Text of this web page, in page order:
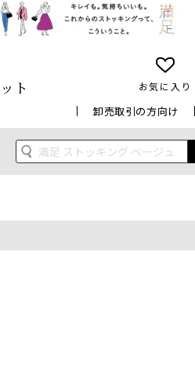
ト お気に入り
卸売取引の方向け